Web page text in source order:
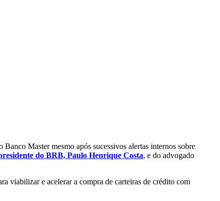
Master mesmo após sucessivos alertas internos sobre
do BRB, Paulo Henrique Costa, e do advogado
viabilizar e acelerar a compra de carteiras de crédito com